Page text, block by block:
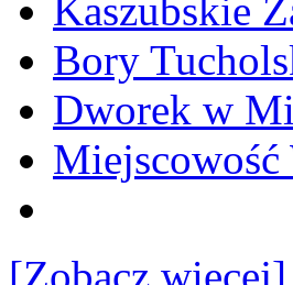
Kaszubskie
Bory
Dworek w
Miejscowość
[Zobacz więcej]